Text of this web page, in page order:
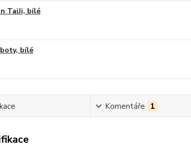
TaiJi, bílé
bílé
Komentáře 1